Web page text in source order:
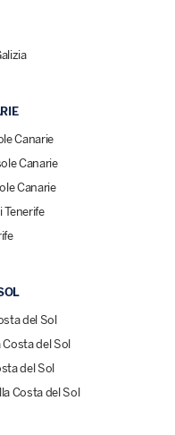
Canarie
Canarie
Canarie
del Sol
del Sol
del Sol
Costa del Sol